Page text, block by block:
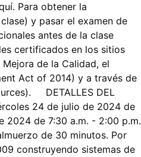
Para obtener la
y pasar el examen de
antes de la clase
certificados en los sitios
de la Calidad, el
Act of 2014) y a través de
DETALLES DEL
24 de julio de 2024 de
2024 de 7:30 a.m. - 2:00 p.m.
de 30 minutos. Por
construyendo sistemas de